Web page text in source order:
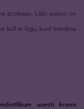
protsess. Läbi ajaloo on
küll ei liigu, kuid trendina
uuesti kroon